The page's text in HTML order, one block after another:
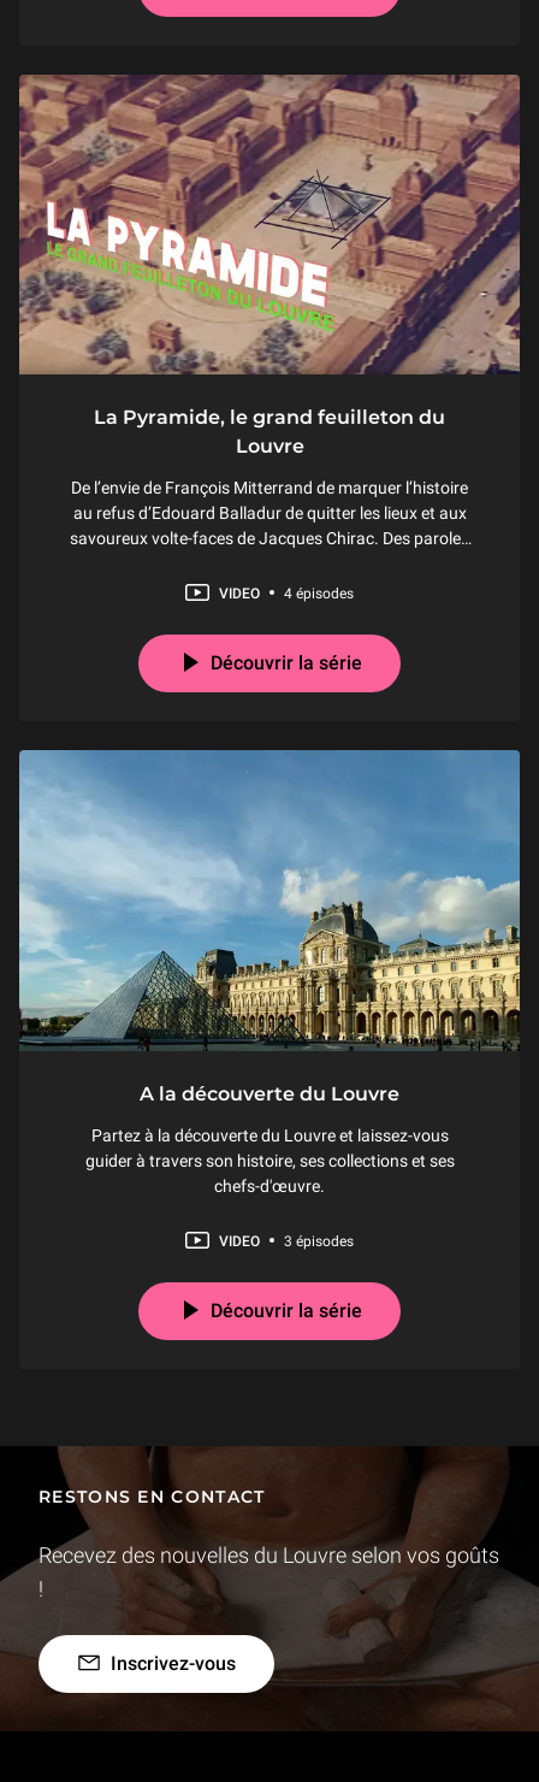
La Pyramide, le grand feuilleton du
Louvre
De l’envie de François Mitterrand de marquer l’histoire
au refus d’Edouard Balladur de quitter les lieux et aux
savoureux volte-faces de Jacques Chirac. Des paroles
visionnaire de son architecte Ieoh Ming Pei. Des
VIDEO 4 épisodes
Découvrir la série
A la découverte du Louvre
Partez à la découverte du Louvre et laissez-vous
guider à travers son histoire, ses collections et ses
chefs-d'œuvre.
VIDEO 3 épisodes
Découvrir la série
RESTONS EN CONTACT
Recevez des nouvelles du Louvre selon vos goûts
!
Inscrivez-vous